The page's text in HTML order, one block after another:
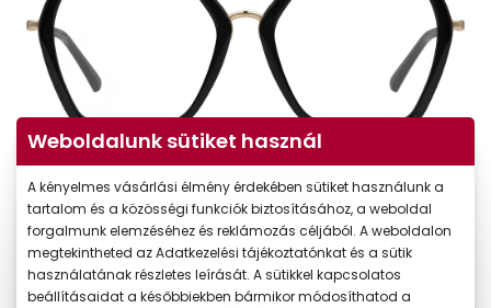
Virtuális próba
Weboldalunk sütiket használ
A kényelmes vásárlási élmény érdekében sütiket használunk a
tartalom és a közösségi funkciók biztosításához, a weboldal
forgalmunk elemzéséhez és reklámozás céljából. A weboldalon
megtekintheted az Adatkezelési tájékoztatónkat és a sütik
használatának részletes leírását. A sütikkel kapcsolatos
beállításaidat a későbbiekben bármikor módosíthatod a